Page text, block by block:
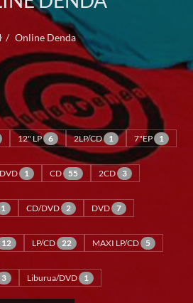
Online Denda
12" LP 6 2LP/CD 1 7"EP 1
1 CD 55 2CD 3
1 CD/DVD 2 DVD 7
12 LP/CD 22 MAXI LP/CD 5
3 Liburua/DVD 1